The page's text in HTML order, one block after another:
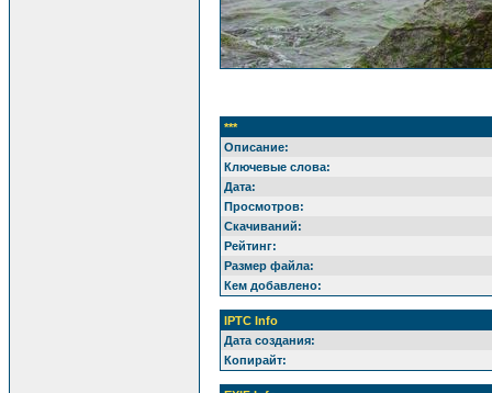
***
Описание:
Ключевые слова:
Дата:
Просмотров:
Скачиваний:
Рейтинг:
Размер файла:
Кем добавлено:
IPTC Info
Дата создания:
Копирайт: